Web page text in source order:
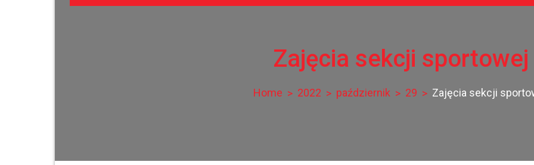
Zajęcia sekcji sportowej
Home 2022 październik 29 Zajęcia sekcji